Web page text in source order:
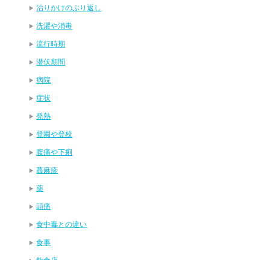
治りかけのぶり返し
洗濯や消毒
流行時期
潜伏期間
病院
症状
発熱
登園や登校
腹痛や下痢
蕁麻疹
薬
頭痛
食中毒との違い
食事